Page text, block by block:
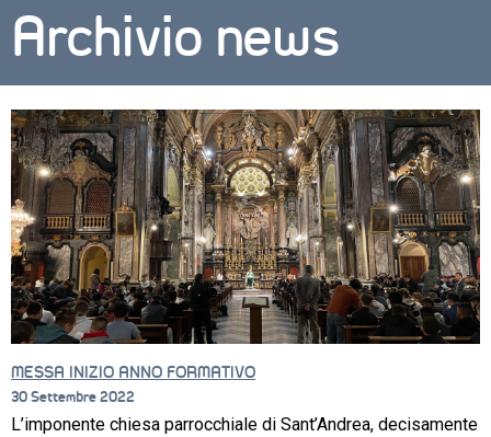
Archivio news
MESSA INIZIO ANNO FORMATIVO
30 Settembre 2022
L’imponente chiesa parrocchiale di Sant’Andrea, decisamente